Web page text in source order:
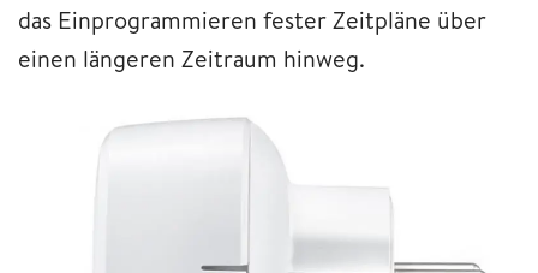
das Einprogrammieren fester Zeitpläne über
einen längeren Zeitraum hinweg.